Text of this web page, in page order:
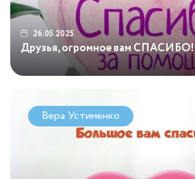
26.05.2025
Друзья, огромное вам СПАСИБО!
Вера Устименко